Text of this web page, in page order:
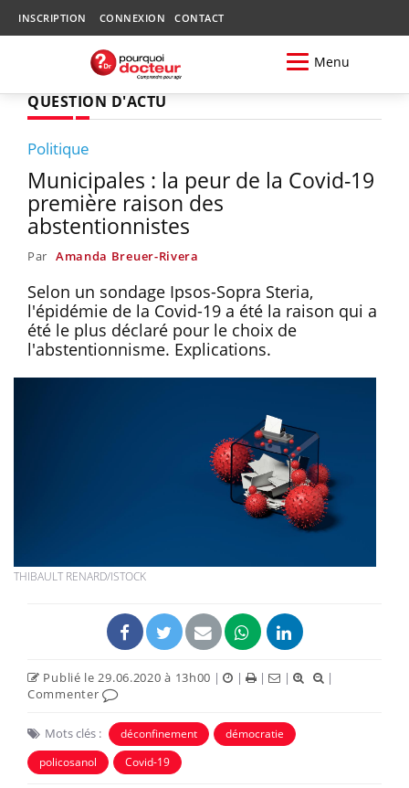
INSCRIPTION CONNEXION CONTACT
Menu
QUESTION D'ACTU
Politique
Municipales : la peur de la Covid-19
première raison des
abstentionnistes
Par Amanda Breuer-Rivera
Selon un sondage Ipsos-Sopra Steria,
l'épidémie de la Covid-19 a été la raison qui a
été le plus déclaré pour le choix de
l'abstentionnisme. Explications.
THIBAULT RENARD/ISTOCK
Publié le 29.06.2020 à 13h00 | | | |
|
Commenter
Mots clés : déconfinement
démocratie
policosanol
Covid-19